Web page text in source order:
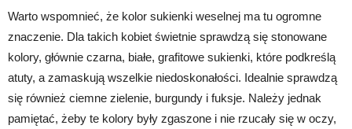
Warto wspomnieć, że kolor sukienki weselnej ma tu ogromne
znaczenie. Dla takich kobiet świetnie sprawdzą się stonowane
kolory, głównie czarna, białe, grafitowe sukienki, które podkreślą
atuty, a zamaskują wszelkie niedoskonałości. Idealnie sprawdzą
się również ciemne zielenie, burgundy i fuksje. Należy jednak
pamiętać, żeby te kolory były zgaszone i nie rzucały się w oczy,